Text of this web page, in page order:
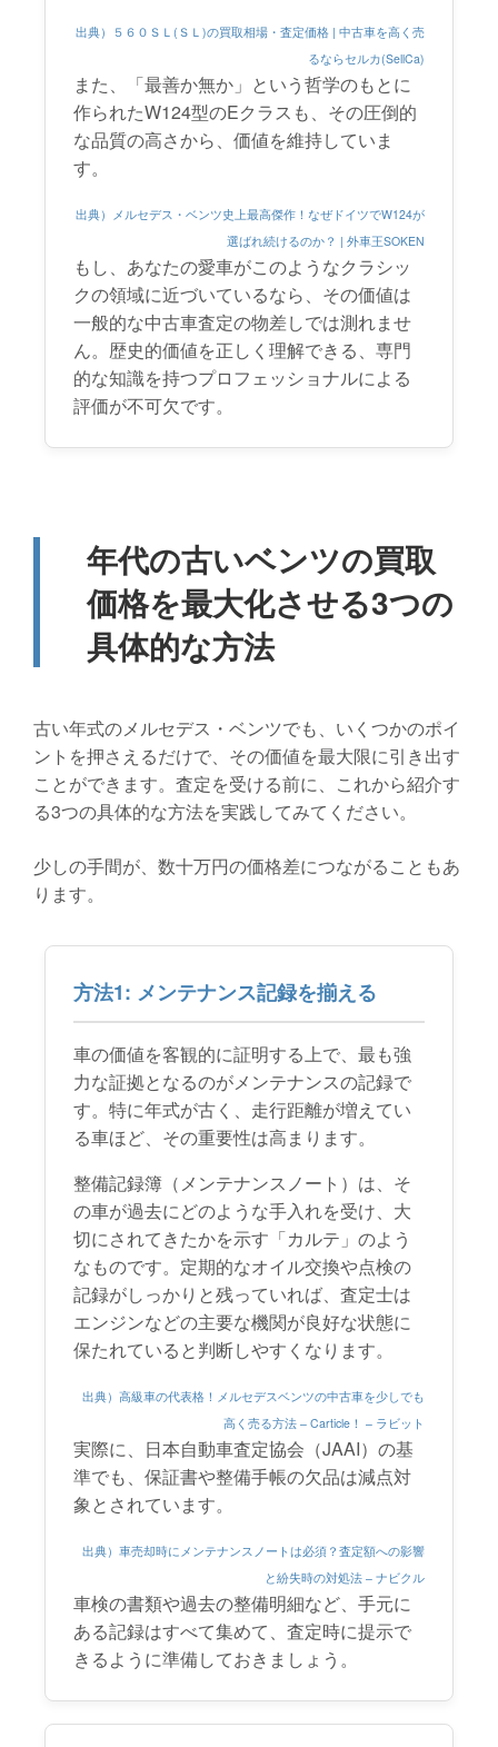
出典）５６０ＳＬ(ＳＬ)の買取相場・査定価格 | 中古車を高く売
るならセルカ(SellCa)
また、「最善か無か」という哲学のもとに
作られたW124型のEクラスも、その圧倒的
な品質の高さから、価値を維持していま
す。
出典）メルセデス・ベンツ史上最高傑作！なぜドイツでW124が
選ばれ続けるのか？ | 外車王SOKEN
もし、あなたの愛車がこのようなクラシッ
クの領域に近づいているなら、その価値は
一般的な中古車査定の物差しでは測れませ
ん。歴史的価値を正しく理解できる、専門
的な知識を持つプロフェッショナルによる
評価が不可欠です。
年代の古いベンツの買取
価格を最大化させる3つの
具体的な方法
古い年式のメルセデス・ベンツでも、いくつかのポイ
ントを押さえるだけで、その価値を最大限に引き出す
ことができます。査定を受ける前に、これから紹介す
る3つの具体的な方法を実践してみてください。
少しの手間が、数十万円の価格差につながることもあ
ります。
方法1: メンテナンス記録を揃える
車の価値を客観的に証明する上で、最も強
力な証拠となるのがメンテナンスの記録で
す。特に年式が古く、走行距離が増えてい
る車ほど、その重要性は高まります。
整備記録簿（メンテナンスノート）は、そ
の車が過去にどのような手入れを受け、大
切にされてきたかを示す「カルテ」のよう
なものです。定期的なオイル交換や点検の
記録がしっかりと残っていれば、査定士は
エンジンなどの主要な機関が良好な状態に
保たれていると判断しやすくなります。
出典）高級車の代表格！メルセデスベンツの中古車を少しでも
高く売る方法 – Carticle！ – ラビット
実際に、日本自動車査定協会（JAAI）の基
準でも、保証書や整備手帳の欠品は減点対
象とされています。
出典）車売却時にメンテナンスノートは必須？査定額への影響
と紛失時の対処法 – ナビクル
車検の書類や過去の整備明細など、手元に
ある記録はすべて集めて、査定時に提示で
きるように準備しておきましょう。